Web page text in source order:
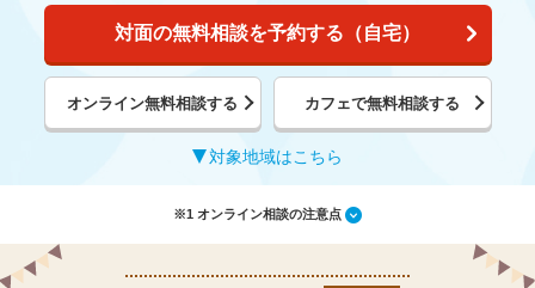
対面の無料相談を予約する（自宅）
オンライン無料相談する カフェで無料相談する
対象地域はこちら
※1 オンライン相談の注意点